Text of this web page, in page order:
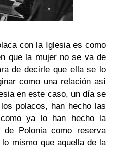
con la Iglesia es como
que la mujer no se va de
de decirle que ella se lo
como una relación así
en este caso, un día se
polacos, han hecho las
ya lo han hecho la
Polonia como reserva
mismo que aquella de la